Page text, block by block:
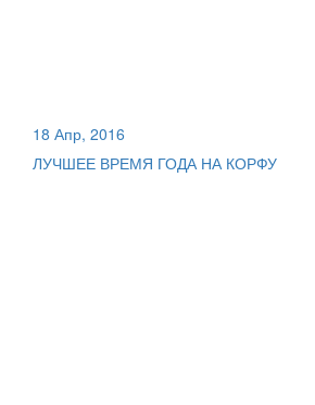
18 Апр, 2016
ЛУЧШЕЕ ВРЕМЯ ГОДА НА КОРФУ